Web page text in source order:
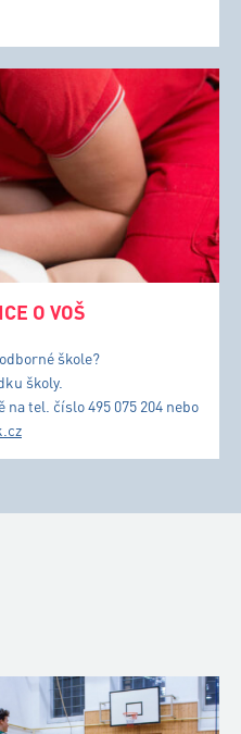
O VOŠ
škole?
školy.
tel. číslo 495 075 204 nebo